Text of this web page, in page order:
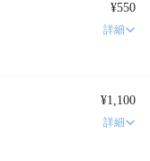
¥550
詳細
¥1,100
詳細